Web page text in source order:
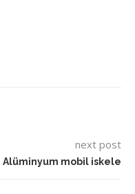
next post
Alüminyum mobil iskele